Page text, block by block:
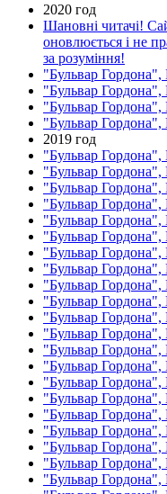
2020 год
Шановні читачі!
оновлюється і не
за розуміння!
"Бульвар
"Бульвар
"Бульвар
"Бульвар
2019 год
"Бульвар
"Бульвар
"Бульвар
"Бульвар
"Бульвар
"Бульвар
"Бульвар
"Бульвар
"Бульвар
"Бульвар
"Бульвар
"Бульвар
"Бульвар
"Бульвар
"Бульвар
"Бульвар
"Бульвар
"Бульвар
"Бульвар
"Бульвар
"Бульвар